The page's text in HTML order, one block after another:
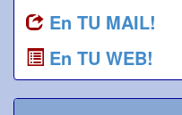
En TU MAIL!
En TU WEB!